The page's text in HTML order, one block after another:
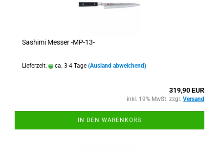
Sashimi Messer -MP-13-
Lieferzeit: ca. 3-4 Tage (Ausland abweichend)
319,90 EUR
inkl. 19% MwSt. zzgl. Versand
IN DEN WARENKORB